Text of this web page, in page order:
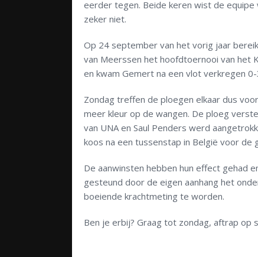
eerder tegen. Beide keren wist de equipe
zeker niet.
Op 24 september van het vorig jaar
van Meerssen het hoofdtoernooi van het
en kwam Gemert na een vlot verkregen
Zondag treffen de ploegen elkaar dus
meer kleur op de wangen. De ploeg
van UNA en Saul Penders werd
koos na een tussenstap in België voor de
De aanwinsten hebben hun effect gehad
gesteund door de eigen aanhang het
boeiende krachtmeting te worden.
Ben je erbij? Graag tot zondag, aftrap op